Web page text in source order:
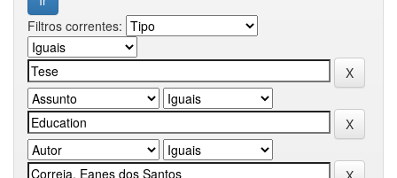
Filtros correntes: